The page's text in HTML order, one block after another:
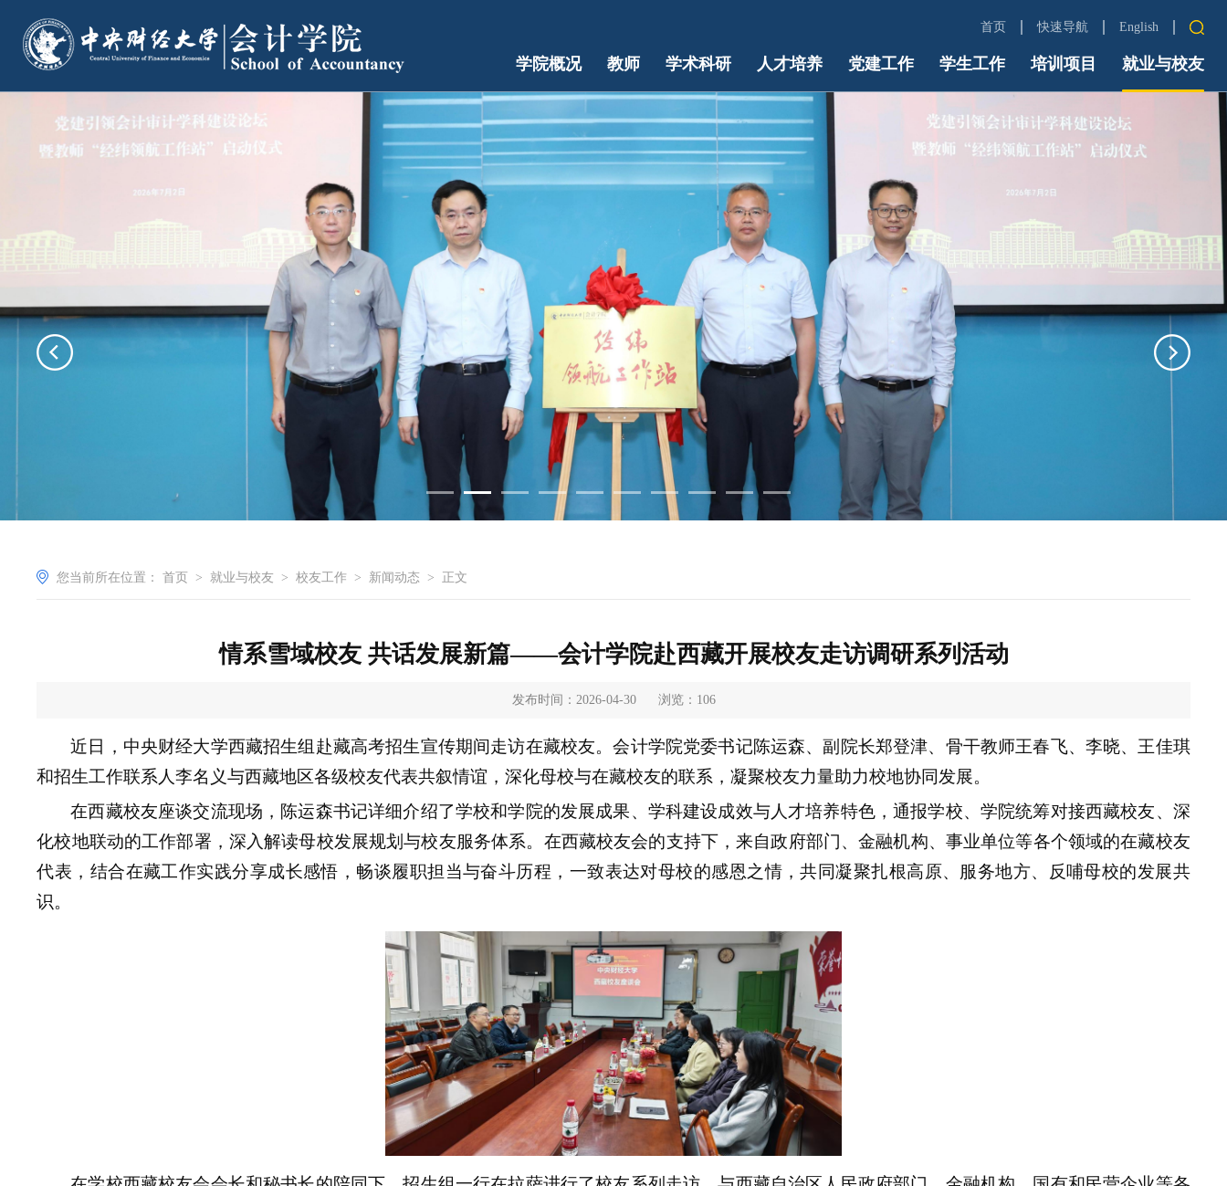
首页 快速导航
中财首页
信息门户
Email
English
学院概况 教师 学术科研 人才培养 党建工作 学生工作 培训项目 就业与校友
您当前所在位置：首页 > 就业与校友 > 校友工作 > 新闻动态 > 正文
情系雪域校友 共话发展新篇——会计学院赴西藏开展校友走访调研系列活动
发布时间：2026-04-30 浏览： 106
近日，中央财经大学西藏招生组赴藏高考招生宣传期间走访在藏校友。会计学院党委书记陈运森、副院长郑登津、骨干教师王春飞、李晓、王佳琪
和招生工作联系人李名义与西藏地区各级校友代表共叙情谊，深化母校与在藏校友的联系，凝聚校友力量助力校地协同发展。
在西藏校友座谈交流现场， 陈运森书记详细介绍了学校和学院的发展成果、学科建设成效与人才培养特色，通报学校、 学院统筹对接西藏校友、深
化校地联动的工作部署，深入解读母校发展规划与校友服务体系。 在西藏校友会的支持下，来自政府部门、金融机构、 事业单位等各个领域的在藏校友
代表 ，结合在藏工作实践分享成长感悟，畅谈履职担当与奋斗历程，一致表达对母校的感恩之情，共同凝聚扎根高原、服务地方、反哺母校的发展共
识。